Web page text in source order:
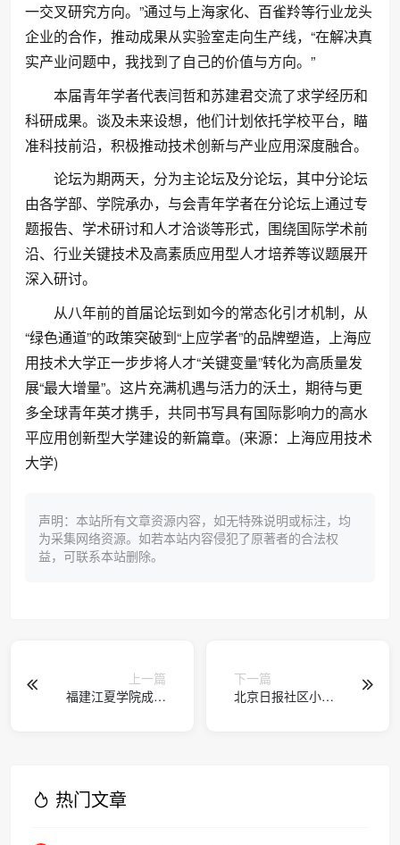
一交叉研究方向。”通过与上海家化、百雀羚等行业龙头
企业的合作，推动成果从实验室走向生产线，“在解决真
实产业问题中，我找到了自己的价值与方向。”
本届青年学者代表闫哲和苏建君交流了求学经历和
科研成果。谈及未来设想，他们计划依托学校平台，瞄
准科技前沿，积极推动技术创新与产业应用深度融合。
论坛为期两天，分为主论坛及分论坛，其中分论坛
由各学部、学院承办，与会青年学者在分论坛上通过专
题报告、学术研讨和人才洽谈等形式，围绕国际学术前
沿、行业关键技术及高素质应用型人才培养等议题展开
深入研讨。
从八年前的首届论坛到如今的常态化引才机制，从
“绿色通道”的政策突破到“上应学者”的品牌塑造，上海应
用技术大学正一步步将人才“关键变量”转化为高质量发
展“最大增量”。这片充满机遇与活力的沃土，期待与更
多全球青年英才携手，共同书写具有国际影响力的高水
平应用创新型大学建设的新篇章。(来源：上海应用技术
大学)
声明：本站所有文章资源内容，如无特殊说明或标注，均
为采集网络资源。如若本站内容侵犯了原著者的合法权
益，可联系本站删除。
上一篇
福建江夏学院成功
下一篇
北京日报社区小板
热门文章